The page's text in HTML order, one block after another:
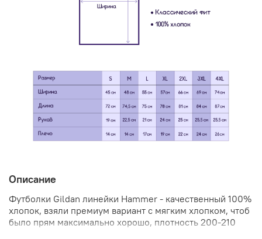
Описание
Футболки Gildan линейки Hammer - качественный 100%
хлопок, взяли премиум вариант с мягким хлопком, чтоб
было прям максимально хорошо, плотность 200-210